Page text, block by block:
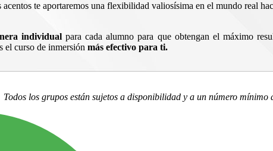
acentos te aportaremos una flexibilidad valiosísima en el mundo real
individualpara cada alumno para que obtengan el máximo
el curso de inmersión más efectivo para ti.
Todos los grupos están sujetos a disponibilidad y a un número mínimo